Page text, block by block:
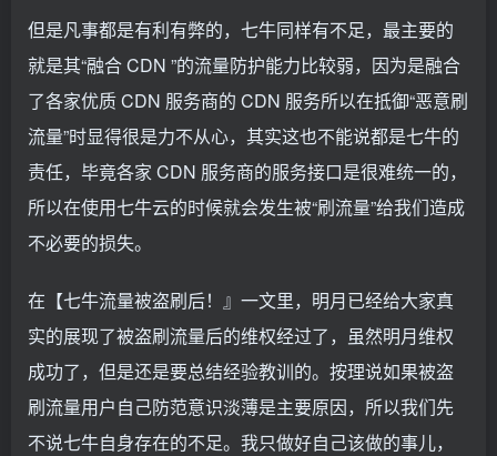
但是凡事都是有利有弊的，七牛同样有不足，最主要的
就是其“融合 CDN ”的流量防护能力比较弱，因为是融合
了各家优质 CDN 服务商的 CDN 服务所以在抵御“恶意刷
流量”时显得很是力不从心，其实这也不能说都是七牛的
责任，毕竟各家 CDN 服务商的服务接口是很难统一的，
所以在使用七牛云的时候就会发生被“刷流量”给我们造成
不必要的损失。
在【七牛流量被盗刷后！』一文里，明月已经给大家真
实的展现了被盗刷流量后的维权经过了，虽然明月维权
成功了，但是还是要总结经验教训的。按理说如果被盗
刷流量用户自己防范意识淡薄是主要原因，所以我们先
不说七牛自身存在的不足。我只做好自己该做的事儿，